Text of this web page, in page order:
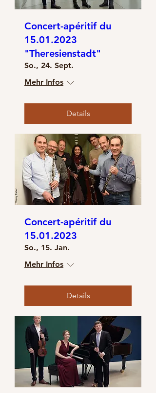
Concert-apéritif du
15.01.2023
"Theresienstadt"
So., 24. Sept.
Mehr Infos
Details
Concert-apéritif du
15.01.2023
So., 15. Jan.
Mehr Infos
Details